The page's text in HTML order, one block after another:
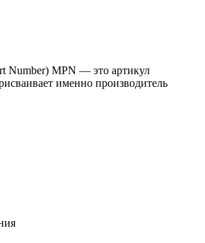
Number) MPN — это артикул
именно производитель